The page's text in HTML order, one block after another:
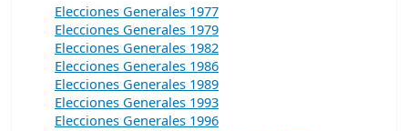
Elecciones Generales 1977
Elecciones Generales 1979
Elecciones Generales 1982
Elecciones Generales 1986
Elecciones Generales 1989
Elecciones Generales 1993
Elecciones Generales 1996